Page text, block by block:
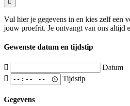
Vul hier je gegevens in en kies zelf een
jouw proefrit. Je ontvangt van ons altijd
Gewenste datum en tijdstip
Datum
Tijdstip
Gegevens